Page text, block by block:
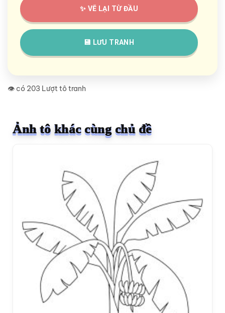
✨ VẼ LẠI TỪ ĐẦU
💾 LƯU TRANH
👁️ có 203 Lượt tô tranh
Ảnh tô khác cùng chủ đề